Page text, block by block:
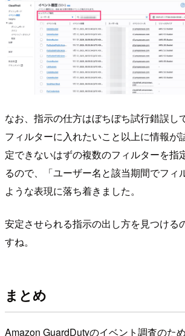
なお、指示の仕方はぼちぼち試行錯誤し
フィルターに入れたいこと以上に情報が
定できないはずの複数のフィルターを指
るので、「ユーザー名と該当期間でフィ
ような表現に落ち着きました。
安定させられる指示の出し方を見つける
すね。
まとめ
Amazon GuardDutyのイベント調査のた